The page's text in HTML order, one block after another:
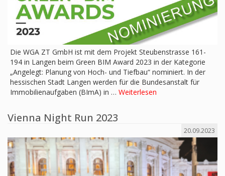
Die WGA ZT GmbH ist mit dem Projekt Steubenstrasse 161-
194 in Langen beim Green BIM Award 2023 in der Kategorie
„Angelegt: Planung von Hoch- und Tiefbau“ nominiert. In der
hessischen Stadt Langen werden für die Bundesanstalt für
Immobilienaufgaben (BImA) in … Weiterlesen
Vienna Night Run 2023
20.09.2023